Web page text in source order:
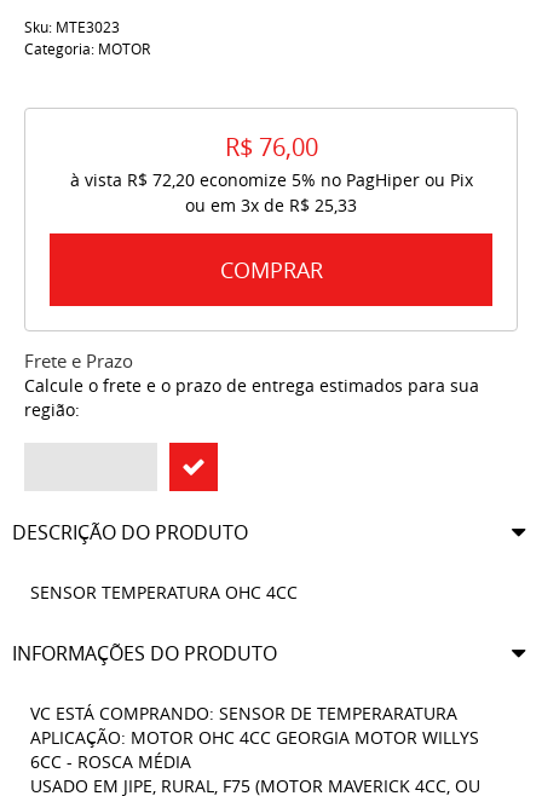
Sku: MTE3023
Categoria: MOTOR
R$ 76,00
à vista R$ 72,20economize 5% no PagHiper ou Pix
ou em 3x de R$ 25,33
COMPRAR
Frete e Prazo
Calcule o frete e o prazo de entrega estimados para sua
região:
DESCRIÇÃO DO PRODUTO
SENSOR TEMPERATURA OHC 4CC
INFORMAÇÕES DO PRODUTO
VC ESTÁ COMPRANDO: SENSOR DE TEMPERARATURA
APLICAÇÃO: MOTOR OHC 4CC GEORGIA MOTOR WILLYS
6CC - ROSCA MÉDIA
USADO EM JIPE, RURAL, F75 (MOTOR MAVERICK 4CC, OU